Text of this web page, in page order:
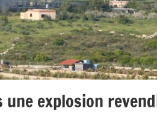
explosion